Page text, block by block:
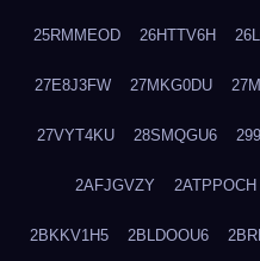
25RMMEOD 26HTTV6H
27E8J3FW 27MKG0DU
27VYT4KU 28SMQGU6
2AFJGVZY 2ATPPOCH
2BKKV1H5 2BLDOOU6